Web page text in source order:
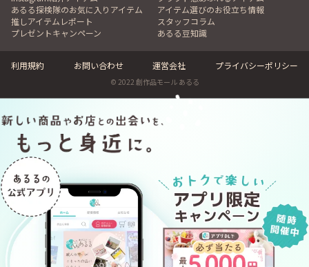
あるる探検隊のお気に入りアイテム
アイテム選びのお役立ち情報
推しアイテムレポート
スタッフコラム
プレゼントキャンペーン
あるる豆知識
利用規約 お問い合わせ 運営会社 プライバシーポリシー
© 2022 創作品モール あるる